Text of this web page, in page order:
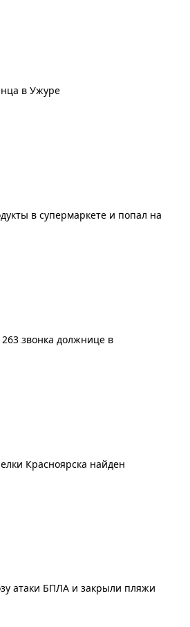
в Ужуре
в супермаркете и попал на
звонка должнице в
Красноярска найден
атаки БПЛА и закрыли пляжи